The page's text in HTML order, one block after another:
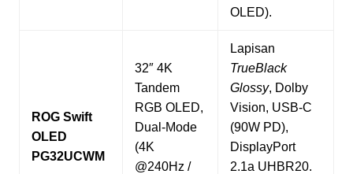
OLED).
ROG Swift
OLED
PG32UCWM
32″ 4K
Tandem
RGB OLED,
Dual-Mode
(4K
@240Hz /
Lapisan
TrueBlack
Glossy, Dolby
Vision, USB-C
(90W PD),
DisplayPort
2.1a UHBR20.